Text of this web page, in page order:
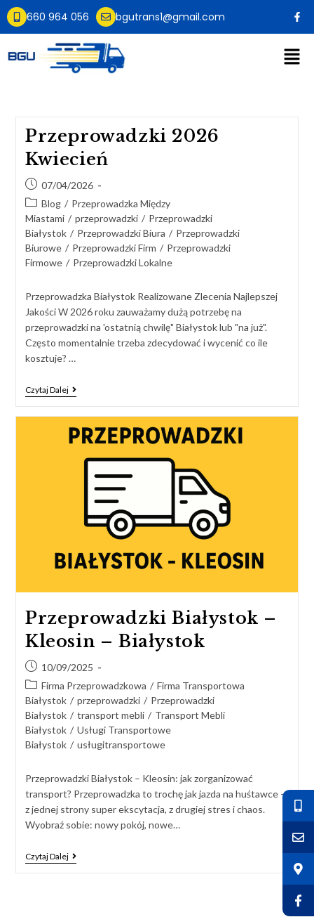
660 964 056 bgutrans1@gmail.com
Przeprowadzki 2026
Kwiecień
07/04/2026
Blog / Przeprowadzka Między
Miastami / przeprowadzki / Przeprowadzki
Białystok / Przeprowadzki Biura / Przeprowadzki
Biurowe / Przeprowadzki Firm / Przeprowadzki
Firmowe / Przeprowadzki Lokalne
Przeprowadzka Białystok Realizowane Zlecenia Najlepszej
Jakości W 2026 roku zauważamy dużą potrzebę na
przeprowadzki na 'ostatnią chwilę" Białystok lub "na już".
Często momentalnie trzeba zdecydować i wycenić co ile
kosztuje? …
Czytaj Dalej
Przeprowadzki Białystok –
Kleosin – Białystok
10/09/2025
Firma Przeprowadzkowa / Firma Transportowa
Białystok / przeprowadzki / Przeprowadzki
Białystok / transport mebli / Transport Mebli
Białystok / Usługi Transportowe
Białystok / usługitransportowe
Przeprowadzki Białystok – Kleosin: jak zorganizować
transport? Przeprowadzka to trochę jak jazda na huśtawce —
z jednej strony super ekscytacja, z drugiej stres i chaos.
Wyobraź sobie: nowy pokój, nowe…
Czytaj Dalej